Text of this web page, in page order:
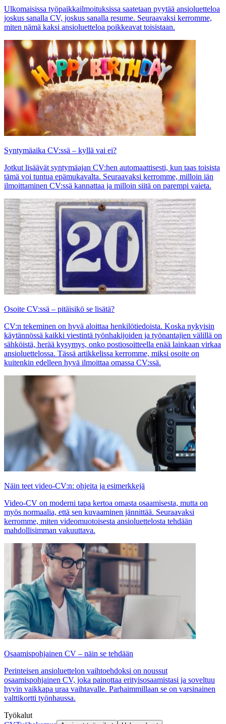
Ulkomaisissa työpaikkailmoituksissa saatetaan pyytää ansioluetteloa
joskus sanalla CV, joskus sanalla resume. Seuraavaksi kerromme,
miten nämä kaksi ansioluetteloa poikkeavat toisistaan.
Syntymäaika CV:ssä – kyllä vai ei?
Jotkut lisäävät syntymäajan CV:hen automaattisesti, kun taas toisista
tämä voi tuntua epämukavalta. Seuraavaksi kerromme, milloin iän
ilmoittaminen CV:ssä kannattaa ja milloin siitä on parempi vaieta.
Osoite CV:ssä – pitäisikö se lisätä?
CV:n tekeminen on hyvä aloittaa henkilötiedoista. Koska nykyisin
käytännössä kaikki viestintä työnhakijoiden ja työnantajien välillä on
sähköistä, herää kysymys, onko postiosoitteella enää lainkaan virkaa
ansioluettelossa. Tässä artikkelissa kerromme, miksi osoite on
kuitenkin edelleen hyvä ilmoittaa omassa CV:ssä.
Näin teet video-CV:n: ohjeita ja esimerkkejä
Video-CV on moderni tapa kertoa omasta osaamisesta, mutta on
myös normaalia, että sen kuvaaminen jännittää. Seuraavaksi
kerromme, miten videomuotoisesta ansioluettelosta tehdään
mahdollisimman vakuuttava.
Osaamispohjainen CV – näin se tehdään
Perinteisen ansioluettelon vaihtoehdoksi on noussut
osaamispohjainen CV, joka painottaa erityisosaamistasi ja soveltuu
hyvin vaikkapa uraa vaihtavalle. Parhaimmillaan se on varsinainen
valttikortti työnhaussa.
Työkalut